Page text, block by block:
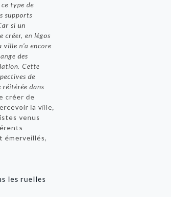
type de
supports
si un
créer, en légos
n’a encore
des
Cette
de
réitérée dans
créer de
la ville,
venus
émerveillés,
les ruelles